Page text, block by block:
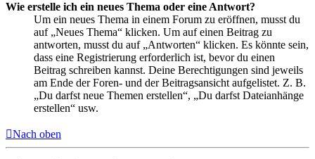
Wie erstelle ich ein neues Thema oder eine Antwort?
Um ein neues Thema in einem Forum zu eröffnen, musst du
auf „Neues Thema“ klicken. Um auf einen Beitrag zu
antworten, musst du auf „Antworten“ klicken. Es könnte sein,
dass eine Registrierung erforderlich ist, bevor du einen
Beitrag schreiben kannst. Deine Berechtigungen sind jeweils
am Ende der Foren- und der Beitragsansicht aufgelistet. Z. B.
„Du darfst neue Themen erstellen“, „Du darfst Dateianhänge
erstellen“ usw.
Nach oben